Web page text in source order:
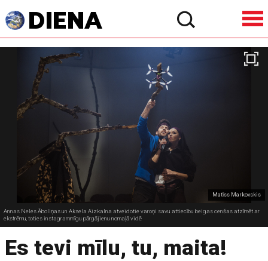
Matīss Markovskis
Annas Neles Āboliņas un Aksela Aizkalna atveidotie varoņi savu attiecību beigas cenšas atzīmēt ar
ekstrēmu, toties instagrammīgu pārgājienu nomaļā vidē
Es tevi mīlu, tu, maita!